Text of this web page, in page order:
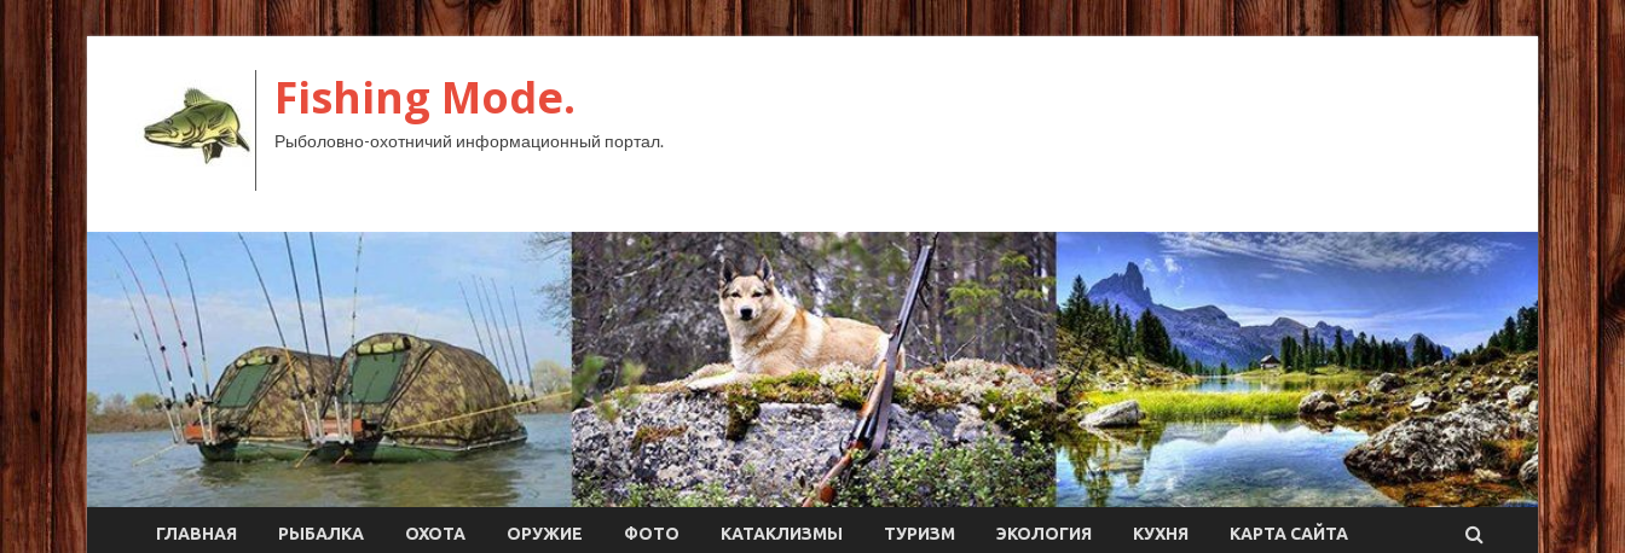
Fishing Mode.
Рыболовно-охотничий информационный портал.
ГЛАВНАЯ РЫБАЛКА ОХОТА ОРУЖИЕ ФОТО КАТАКЛИЗМЫ ТУРИЗМ ЭКОЛОГИЯ КУХНЯ КАРТА САЙТА